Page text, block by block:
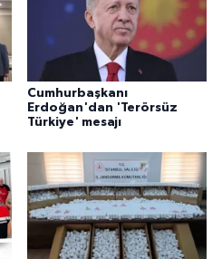
Cumhurbaşkanı
Erdoğan'dan 'Terörsüz
Türkiye' mesajı